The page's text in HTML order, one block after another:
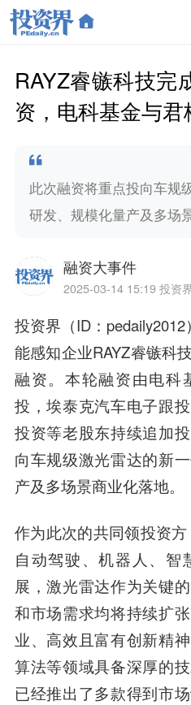
RAYZ睿镞科技完
资，电科基金与
此次融资将重点投向车规
研发、规模化量产及多场
融资大事件
2025-03-14 15:19 投资
投资界（ID：
能感知企业RAYZ睿镞科
融资。本轮融资由电科
投 ，埃泰克汽车电子跟
投资等老股东持续追加
向车规级激光雷达的新
产及多场景商业化落地。
作为此次的共同领投资
自动驾驶、机器人、智
展，激光雷达作为关键
和市场需求均将持续扩
业、高效且富有创新精
算法等领域具备深厚的
已经推出了多款得到市